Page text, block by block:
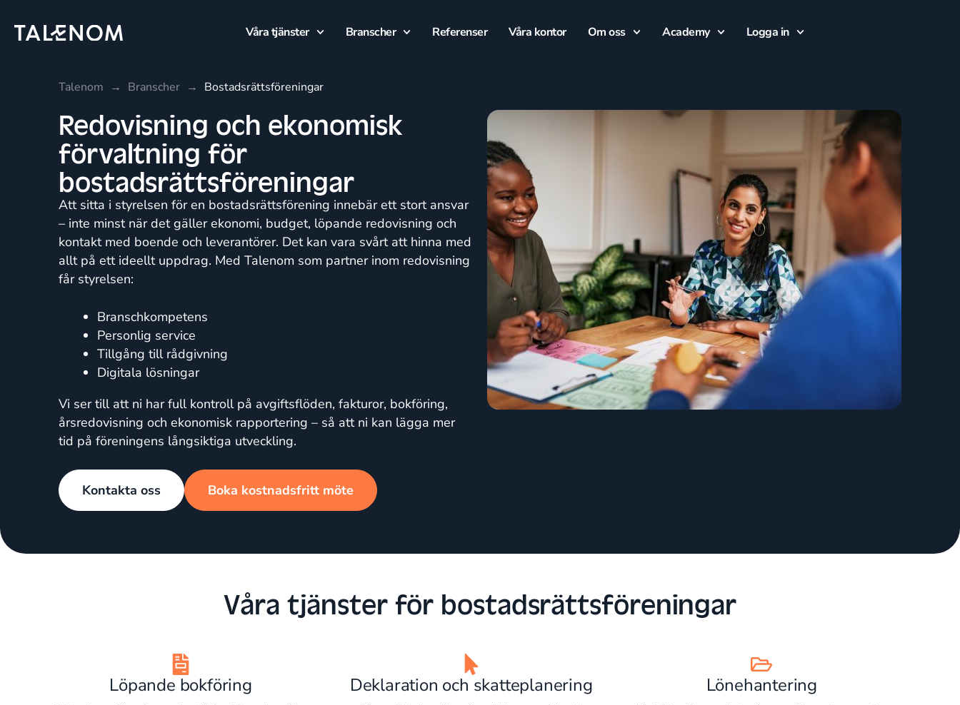
Våra tjänster Branscher Referenser Våra kontor Om oss Academy Logga in
Talenom → Branscher → Bostadsrättsföreningar
Redovisning och ekonomisk
förvaltning för
bostadsrättsföreningar
Att sitta i styrelsen för en bostadsrättsförening innebär ett stort ansvar
– inte minst när det gäller ekonomi, budget, löpande redovisning och
kontakt med boende och leverantörer. Det kan vara svårt att hinna med
allt på ett ideellt uppdrag. Med Talenom som partner inom redovisning
får styrelsen:
Branschkompetens
Personlig service
Tillgång till rådgivning
Digitala lösningar
Vi ser till att ni har full kontroll på avgiftsflöden, fakturor, bokföring,
årsredovisning och ekonomisk rapportering – så att ni kan lägga mer
tid på föreningens långsiktiga utveckling.
Kontakta oss Boka kostnadsfritt möte
Våra tjänster för bostadsrättsföreningar
Löpande bokföring Deklaration och skatteplanering Lönehantering